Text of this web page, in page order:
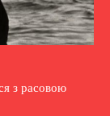
з расовою